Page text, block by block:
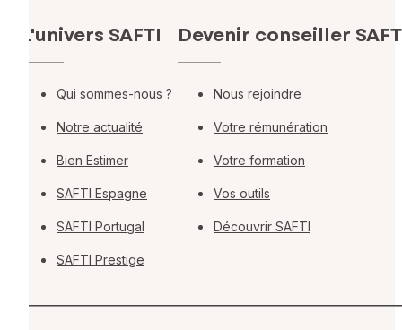
L'univers SAFTI
Qui sommes-nous ?
Notre actualité
Bien Estimer
SAFTI Espagne
SAFTI Portugal
SAFTI Prestige
Devenir conseiller
Nous rejoindre
Votre rémunération
Votre formation
Vos outils
Découvrir SAFTI